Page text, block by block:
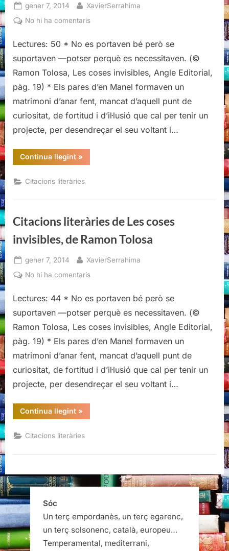
Posted
on
gener 7, 2014 By
XavierSerrahima
No hi ha comentarisa
literàries
de
coses
invisibles,
de
Ramon
Tolosa
Lectures: 50 * No es portaven bé però se
suportaven —potser perquè es necessitaven. (©
Ramon Tolosa, Les coses invisibles, Angle Editorial,
pàg. 19) * Els pares d’en Manel formaven un
matrimoni d’anar fent, mancat d’aquell punt de
curiositat, de fortitud i d’il·lusió que cal per tenir un
projecte, per desendreçar el seu voltant i…
Continua llegint“Citacions
literàries
Les
coses
de
»
Citacions literàries
Citacions literàries de Les coses
invisibles, de Ramon Tolosa
Posted
on
gener 7, 2014 By
XavierSerrahima
No hi ha comentarisa
literàries
de
coses
invisibles,
de
Ramon
Tolosa
Lectures: 44 * No es portaven bé però se
suportaven —potser perquè es necessitaven. (©
Ramon Tolosa, Les coses invisibles, Angle Editorial,
pàg. 19) * Els pares d’en Manel formaven un
matrimoni d’anar fent, mancat d’aquell punt de
curiositat, de fortitud i d’il·lusió que cal per tenir un
projecte, per desendreçar el seu voltant i…
Continua llegint“Citacions
literàries
Les
coses
de
»
Citacions literàries
Sóc
Un terç empordanès, un terç egarenc,
un terç solsonenc, català, europeu…
Temperamental, mediterrani,